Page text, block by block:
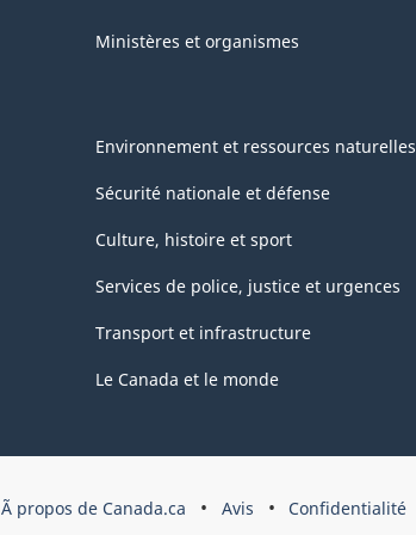
Ministères et organismes
Environnement et ressources naturelles
Sécurité nationale et défense
Culture, histoire et sport
Services de police, justice et urgences
Transport et infrastructure
Le Canada et le monde
Ã propos de Canada.ca Avis Confidentialité